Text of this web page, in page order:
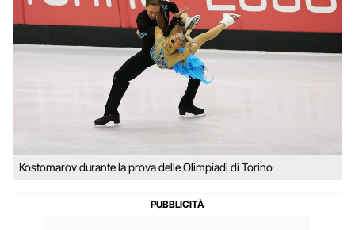
Kostomarov durante la prova delle Olimpiadi di Torino